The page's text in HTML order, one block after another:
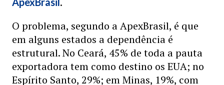
O problema, segundo a ApexBrasil, é que
em alguns estados a dependência é
estrutural. No Ceará, 45% de toda a pauta
exportadora tem como destino os EUA; no
Espírito Santo, 29%; em Minas, 19%, com